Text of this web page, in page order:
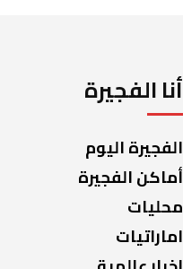
أنا الفجيرة
الفجيرة اليوم
أماكن الفجيرة
محليات
اماراتيات